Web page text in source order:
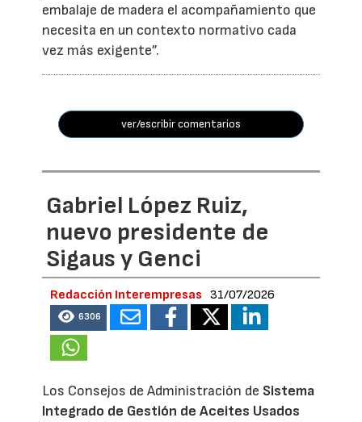
embalaje de madera el acompañamiento que
necesita en un contexto normativo cada
vez más exigente”.
ver/escribir comentarios
Gabriel López Ruiz,
nuevo presidente de
Sigaus y Genci
Redacción Interempresas 31/07/2026
6306
Los Consejos de Administración de Sistema
Integrado de Gestión de Aceites Usados